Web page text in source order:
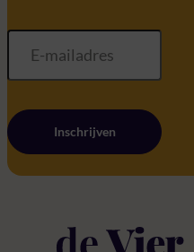
Inschrijven